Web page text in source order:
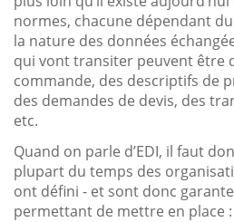
normes, chacune dépendant
la nature des données
qui vont transiter peuvent être
commande, des descriptifs de
des demandes de devis, des
etc.
Quand on parle d’EDI, il faut
plupart du temps des
ont défini - et sont donc
permettant de mettre en place :